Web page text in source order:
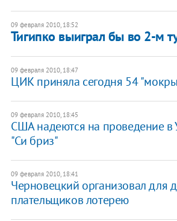
09 февраля 2010, 18:52
Тигипко выиграл бы во 2-м
09 февраля 2010, 18:47
ЦИК приняла сегодня 54
09 февраля 2010, 18:45
США надеются на проведение в
"Си бриз"
09 февраля 2010, 18:41
Черновецкий организовал для
плательщиков лотерею